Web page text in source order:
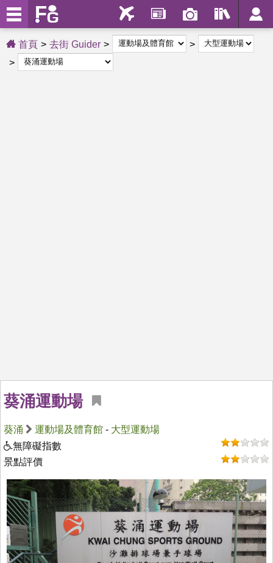
首頁 去街 Guider
葵涌運動場
葵涌 運動場及體育館 - 大型運動場
無障礙指數
景點評價